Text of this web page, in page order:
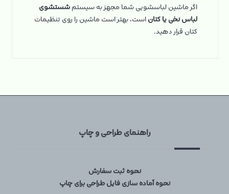
اگر ماشین لباسشویی شما مجهز به سیستمشستشوی
لباس نخی یا کتاناست، بهتر است ماشین را روی تنظیمات
کتان قرار دهید.
راهنمای طراحی و چاپ
نحوه ثبت سفارش
نحوه آماده سازی فایل طراحی برای چاپ